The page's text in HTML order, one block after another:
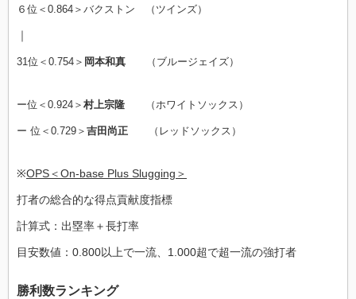
６位＜0.864＞バクストン （ツインズ）
｜
31位＜0.754＞ 岡本和真 （ブルージェイズ）
ー位＜0.924＞ 村上宗隆 （ホワイトソックス）
ー 位＜0.729＞ 吉田尚正 （レッドソックス）
※OPS＜On-base Plus Slugging＞
打者の総合的な得点貢献度指標
計算式：出塁率＋長打率
目安数値：0.800以上で一流、1.000超で超一流の強打者
勝利数ランキング